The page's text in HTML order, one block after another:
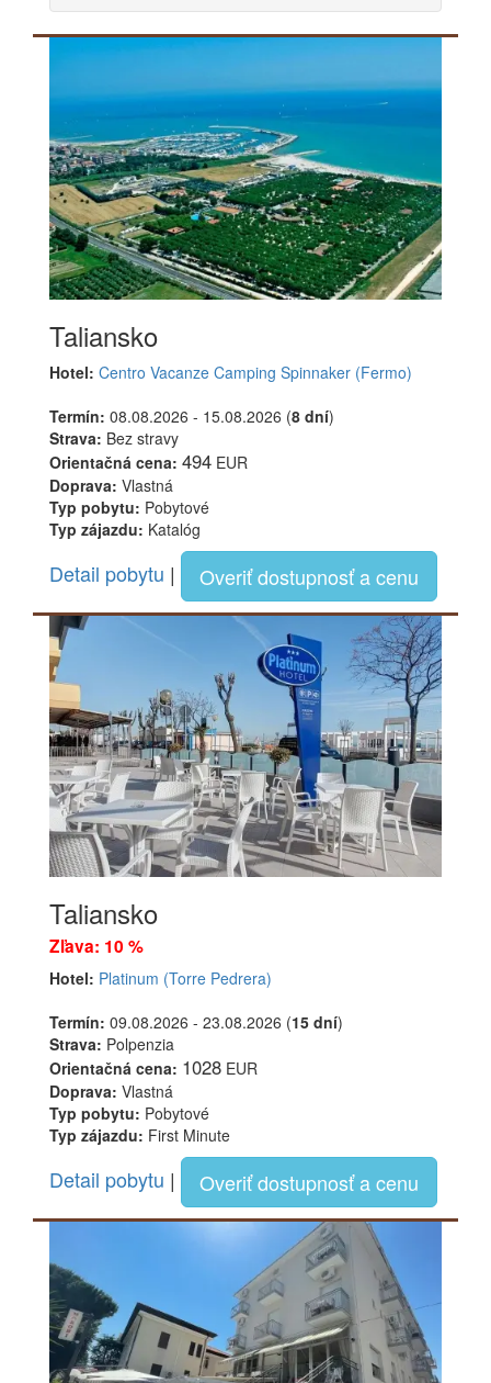
Taliansko
Hotel: Centro Vacanze Camping Spinnaker (Fermo)
Termín: 08.08.2026 - 15.08.2026 (8 dní)
Strava: Bez stravy
Orientačná cena: 494 EUR
Doprava: Vlastná
Typ pobytu: Pobytové
Typ zájazdu: Katalóg
Detail pobytu | Overiť dostupnosť a cenu
Taliansko
Zľava: 10 %
Hotel: Platinum (Torre Pedrera)
Termín: 09.08.2026 - 23.08.2026 (15 dní)
Strava: Polpenzia
Orientačná cena: 1028 EUR
Doprava: Vlastná
Typ pobytu: Pobytové
Typ zájazdu: First Minute
Detail pobytu | Overiť dostupnosť a cenu